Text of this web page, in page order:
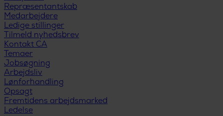
Repræsentantskab
Medarbejdere
Ledige stillinger
Tilmeld nyhedsbrev
Kontakt CA
Temaer
Jobsøgning
Arbejdsliv
Lønforhandling
Opsagt
Fremtidens arbejdsmarked
Ledelse